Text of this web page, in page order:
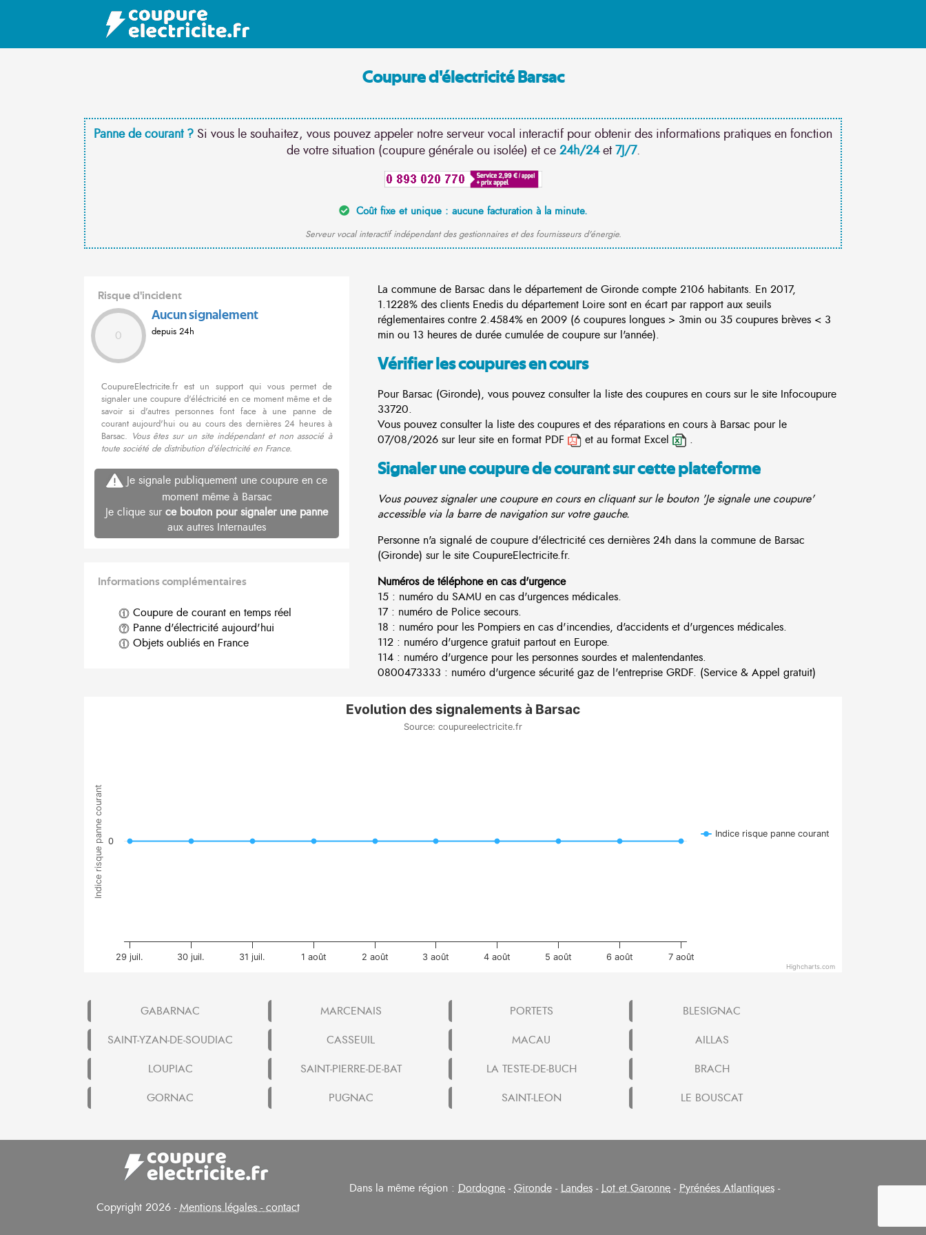
Coupure d'électricité Barsac
Panne de courant ? Si vous le souhaitez, vous pouvez appeler notre serveur vocal interactif pour obtenir des informations pratiques en fonction
de votre situation (coupure générale ou isolée) et ce 24h/24et7J/7.
Coût fixe et unique : aucune facturation à la minute.
Serveur vocal interactif indépendant des gestionnaires et des fournisseurs d'énergie.
Risque d'incident
0
Aucun signalement
depuis 24h
CoupureElectricite.fr est un support qui vous permet de
signaler une coupure d'éléctricité en ce moment même et de
savoir si d'autres personnes font face à une panne de
courant aujourd'hui ou au cours des dernières 24 heures à
Barsac. Vous êtes sur un site indépendant et non associé à
toute société de distribution d'électricité en France.
Je signale publiquement une coupure en ce
moment même à Barsac
Je clique sur ce bouton pour signaler une panne
aux autres Internautes
Informations complémentaires
Coupure de courant en temps réel
Panne d'électricité aujourd'hui
Objets oubliés en France
La commune de Barsac dans le département de Gironde compte 2106 habitants. En 2017,
1.1228% des clients Enedis du département Loire sont en écart par rapport aux seuils
réglementaires contre 2.4584% en 2009 (6 coupures longues > 3min ou 35 coupures brèves < 3
min ou 13 heures de durée cumulée de coupure sur l'année).
Vérifier les coupures en cours
Pour Barsac (Gironde), vous pouvez consulter la liste des coupures en cours sur le site Infocoupure
33720.
Vous pouvez consulter la liste des coupures et des réparations en cours à Barsac pour le
07/08/2026 sur leur site en format PDF
et au format Excel .
Signaler une coupure de courant sur cette plateforme
Vous pouvez signaler une coupure en cours en cliquant sur le bouton 'Je signale une coupure'
accessible via la barre de navigation sur votre gauche.
Personne n'a signalé de coupure d'électricité ces dernières 24h dans la commune de Barsac
(Gironde) sur le site CoupureElectricite.fr.
Numéros de téléphone en cas d'urgence
15 : numéro du SAMU en cas d'urgences médicales.
17 : numéro de Police secours.
18 : numéro pour les Pompiers en cas d'incendies, d'accidents et d'urgences médicales.
112 : numéro d'urgence gratuit partout en Europe.
114 : numéro d'urgence pour les personnes sourdes et malentendantes.
0800473333 : numéro d'urgence sécurité gaz de l'entreprise GRDF. (Service & Appel gratuit)
Indice risque panne courant
Evolution des signalements à Barsac
Source: coupureelectricite.fr
Indice risque panne courant
29 juil. 30 juil. 31 juil. 1 août 2 août 3 août 4 août 5 août 6 août 7 août
0
Highcharts.com
GABARNAC MARCENAIS PORTETS
BLESIGNAC
SAINT-YZAN-DE-SOUDIAC
CASSEUIL MACAU
AILLAS
LOUPIAC
SAINT-PIERRE-DE-BAT LA TESTE-DE-BUCH
BRACH
GORNAC
PUGNAC SAINT-LEON LE BOUSCAT
Copyright 2026 -Mentions légales - contact
Dans la même région : Dordogne -Gironde -Landes -Lot et Garonne -Pyrénées Atlantiques -